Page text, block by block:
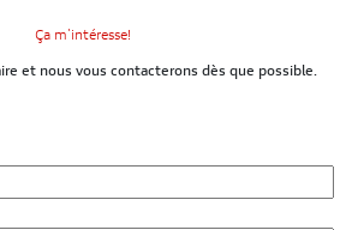
Ça m'intéresse!
et nous vous contacterons dès que possible.